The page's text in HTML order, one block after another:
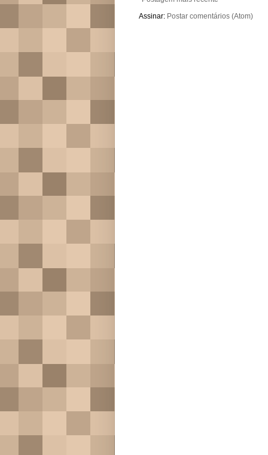
Assinar: Postar comentários (Atom)